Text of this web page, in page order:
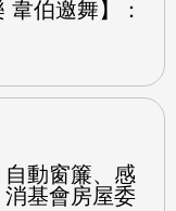
韋伯邀舞】：
自動窗簾、感
基會房屋委